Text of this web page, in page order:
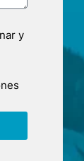
y